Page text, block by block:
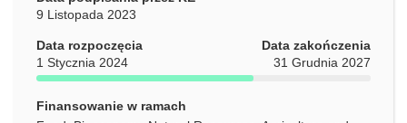
9 Listopada 2023
Data rozpoczęcia
1 Stycznia 2024
Data zakończenia
31 Grudnia 2027
Finansowanie w ramach